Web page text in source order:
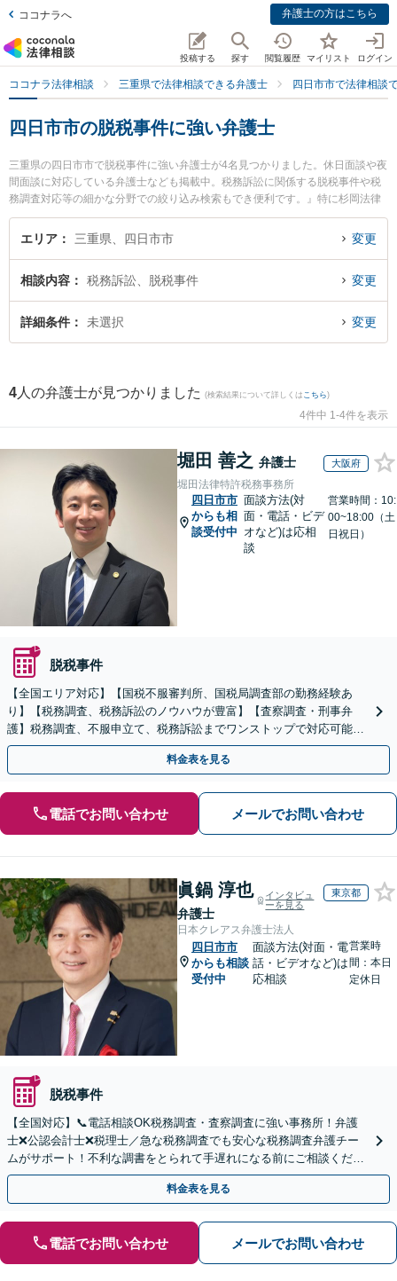
ココナラへ 弁護士の方はこちら
投稿する 探す 閲覧履歴 マイリスト ログイン
ココナラ法律相談 三重県で法律相談できる弁護士 四日市市で法律相談
四日市市の脱税事件に強い弁護士
三重県の四日市市で脱税事件に強い弁護士が4名見つかりました。休日面談や夜
間面談に対応している弁護士なども掲載中。税務訴訟に関係する脱税事件や税
務調査対応等の細かな分野での絞り込み検索もでき便利です。』特に杉岡法律
事務所の杉岡 弘章弁護士や四日市SG法律事務所の伊藤 朋紀弁護士、弁護士法
人決断サポートの北上 拓哉弁護士のプロフィール情報や弁護士費用、強みなど
の弁護士を検索したい』『初回相談無料で脱税事件を法律相談できる四日市市
内の弁護士に相談予約したい』などでお困りの相談者さんにおすすめです。
エリア 三重県、四日市市 変更
相談内容 税務訴訟、脱税事件 変更
詳細条件 未選択 変更
4 人の弁護士が見つかりました (検索結果について詳しくは こちら)
4件中 1-4件を表示
堀田 善之 弁護士 大阪府
堀田法律特許税務事務所
四日市市
からも相
談受付中
面談方法(対
面・電話・ビデ
オなど)は応相
談
営業時間：10:
00~18:00（土
日祝日）
脱税事件
【全国エリア対応】【国税不服審判所、国税局調査部の勤務経験あ
り】【税務調査、税務訴訟のノウハウが豊富】【査察調査・刑事弁
護】税務調査、不服申立て、税務訴訟までワンストップで対応可能！
事業承継にも対応【休日・夜間相談可】
料金表を見る
電話でお問い合わせ メールでお問い合わせ
眞鍋 淳也
弁護士
インタビュ
ーを見る
東京都
日本クレアス弁護士法人
四日市市
からも相談
受付中
面談方法(対面・電
話・ビデオなど)は
応相談
営業時
間：本日
定休日
脱税事件
【全国対応】📞電話相談OK税務調査・査察調査に強い事務所！弁護
士❌公認会計士❌税理士／急な税務調査でも安心な税務調査弁護チー
ムがサポート！不利な調書をとられて手遅れになる前にご相談くださ
い。
料金表を見る
電話でお問い合わせ メールでお問い合わせ